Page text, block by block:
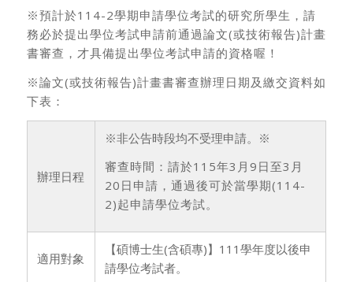
※預計於114-2學期申請學位考試的研究所學生，請
務必於提出學位考試申請前通過論文(或技術報告)計畫
書審查，才具備提出學位考試申請的資格喔！
※論文(或技術報告)計畫書審查辦理日期及繳交資料如
下表：
辦理日程
※非公告時段均不受理申請。※
審查時間：請於115年3月9日至3月
20日申請，通過後可於當學期(114-
2)起申請學位考試。
適用對象
【碩博士生(含碩專)】111學年度以後申
請學位考試者。